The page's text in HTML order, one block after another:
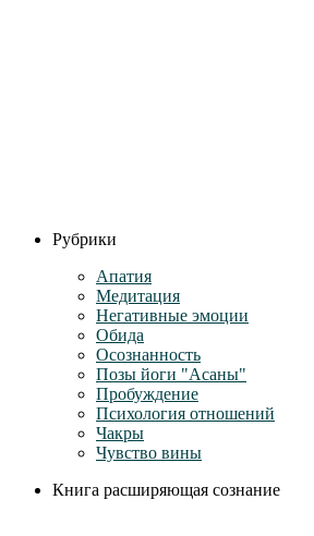
Рубрики
Апатия
Медитация
Негативные эмоции
Обида
Осознанность
Позы йоги "Асаны"
Пробуждение
Психология отношений
Чакры
Чувство вины
Книга расширяющая сознание